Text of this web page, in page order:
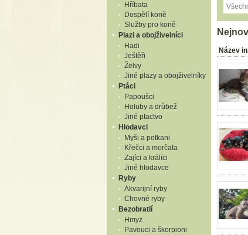
Hříbata
Dospělí koně
Služby pro koně
Plazi a obojživelníci
Hadi
Ještěři
Želvy
Jiné plazy a obojživelníky
Ptáci
Papoušci
Holuby a drůbež
Jiné ptactvo
Hlodavci
Myši a potkani
Křečci a morčata
Zajíci a králíci
Jiné hlodavce
Ryby
Akvarijní ryby
Chovné ryby
Bezobratlí
Hmyz
Pavouci a škorpioni
Název